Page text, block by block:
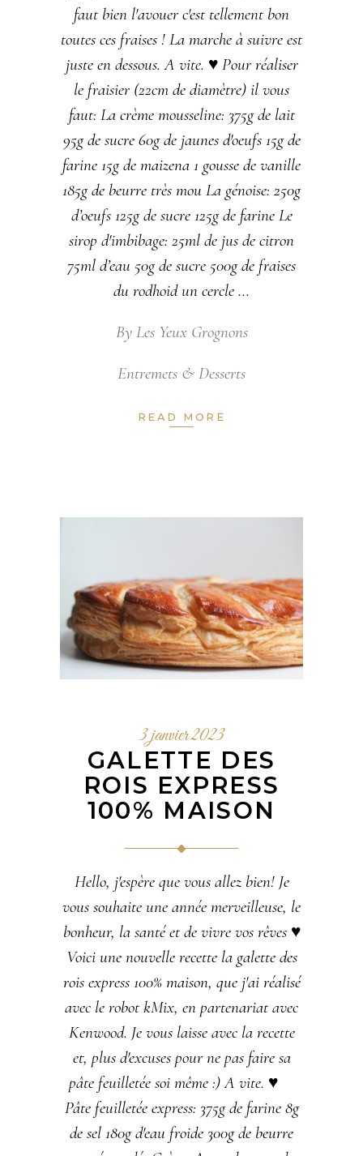
faut bien l'avouer c'est tellement bon
toutes ces fraises ! La marche à suivre est
juste en dessous. A vite. ♥ Pour réaliser
le fraisier (22cm de diamètre) il vous
faut: La crème mousseline: 375g de lait
95g de sucre 60g de jaunes d'oeufs 15g de
farine 15g de maizena 1 gousse de vanille
185g de beurre très mou La génoise: 250g
d’oeufs 125g de sucre 125g de farine Le
sirop d'imbibage: 25ml de jus de citron
75ml d’eau 50g de sucre 500g de fraises
du rodhoid un cercle
By Les Yeux Grognons
Entremets & Desserts
READ MORE
3 janvier 2023
GALETTE DES
ROIS EXPRESS
100% MAISON
Hello, j'espère que vous allez bien! Je
vous souhaite une année merveilleuse, le
bonheur, la santé et de vivre vos rêves ♥
Voici une nouvelle recette la galette des
rois express 100% maison, que j'ai réalisé
avec le robot kMix, en partenariat avec
Kenwood. Je vous laisse avec la recette
et, plus d'excuses pour ne pas faire sa
pâte feuilletée soi même :) A vite. ♥
Pâte feuilletée express: 375g de farine 8g
de sel 180g d'eau froide 300g de beurre